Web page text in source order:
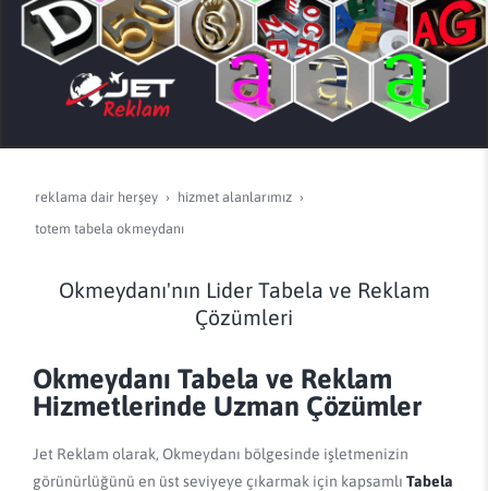
reklama dair herşey
hi̇zmet alanlarimiz
totem tabela okmeydanı
Okmeydanı'nın Lider Tabela ve Reklam
Çözümleri
Okmeydanı Tabela ve Reklam
Hizmetlerinde Uzman Çözümler
Jet Reklam olarak, Okmeydanı bölgesinde işletmenizin
görünürlüğünü en üst seviyeye çıkarmak için kapsamlı Tabela